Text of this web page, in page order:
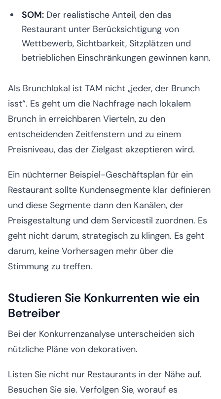
SOM: Der realistische Anteil, den das
Restaurant unter Berücksichtigung von
Wettbewerb, Sichtbarkeit, Sitzplätzen und
betrieblichen Einschränkungen gewinnen kann.
Als Brunchlokal ist TAM nicht „jeder, der Brunch
isst“. Es geht um die Nachfrage nach lokalem
Brunch in erreichbaren Vierteln, zu den
entscheidenden Zeitfenstern und zu einem
Preisniveau, das der Zielgast akzeptieren wird.
Ein nüchterner Beispiel-Geschäftsplan für ein
Restaurant sollte Kundensegmente klar definieren
und diese Segmente dann den Kanälen, der
Preisgestaltung und dem Servicestil zuordnen. Es
geht nicht darum, strategisch zu klingen. Es geht
darum, keine Vorhersagen mehr über die
Stimmung zu treffen.
Studieren Sie Konkurrenten wie ein
Betreiber
Bei der Konkurrenzanalyse unterscheiden sich
nützliche Pläne von dekorativen.
Listen Sie nicht nur Restaurants in der Nähe auf.
Besuchen Sie sie. Verfolgen Sie, worauf es